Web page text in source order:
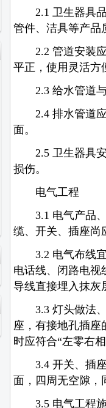
2.1 卫生器具品
管件、洁具等产品
2.2 管道安装应
平正，使用灵活方
2.3 给水管道与
2.4 排水管道应
面。
2.5 卫生器具安
损伤。
电气工程
3.1 电气产品、
缆、开关、插座尚
3.2 电气布线宜
电话线、闭路电视
导线直接埋入抹灰
3.3 灯头做法、
座，有接地孔插
时应符合“左零右
3.4 开关、插座
面，四周无空隙，
3.5 电气工程施